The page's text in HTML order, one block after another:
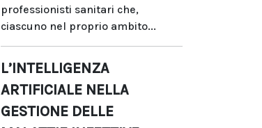
professionisti sanitari che,
ciascuno nel proprio ambito...
L’INTELLIGENZA
ARTIFICIALE NELLA
GESTIONE DELLE